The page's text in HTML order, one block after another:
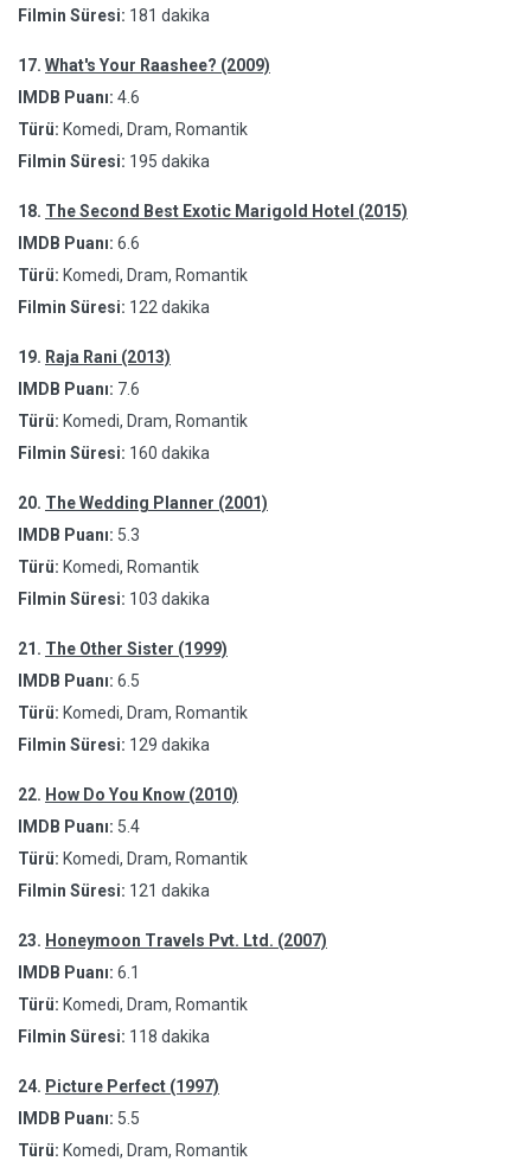
Filmin Süresi: 181 dakika
17. What's Your Raashee? (2009)
IMDB Puanı: 4.6
Türü: Komedi, Dram, Romantik
Filmin Süresi: 195 dakika
18. The Second Best Exotic Marigold Hotel (2015)
IMDB Puanı: 6.6
Türü: Komedi, Dram, Romantik
Filmin Süresi: 122 dakika
19. Raja Rani (2013)
IMDB Puanı: 7.6
Türü: Komedi, Dram, Romantik
Filmin Süresi: 160 dakika
20. The Wedding Planner (2001)
IMDB Puanı: 5.3
Türü: Komedi, Romantik
Filmin Süresi: 103 dakika
21. The Other Sister (1999)
IMDB Puanı: 6.5
Türü: Komedi, Dram, Romantik
Filmin Süresi: 129 dakika
22. How Do You Know (2010)
IMDB Puanı: 5.4
Türü: Komedi, Dram, Romantik
Filmin Süresi: 121 dakika
23. Honeymoon Travels Pvt. Ltd. (2007)
IMDB Puanı: 6.1
Türü: Komedi, Dram, Romantik
Filmin Süresi: 118 dakika
24. Picture Perfect (1997)
IMDB Puanı: 5.5
Türü: Komedi, Dram, Romantik